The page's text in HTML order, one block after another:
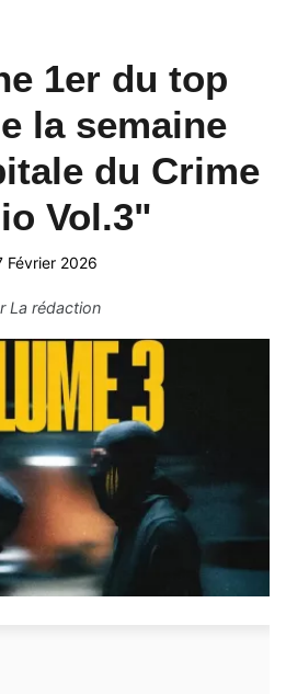
1er du top
la semaine
du Crime
Vol.3"
Février 2026
La rédaction